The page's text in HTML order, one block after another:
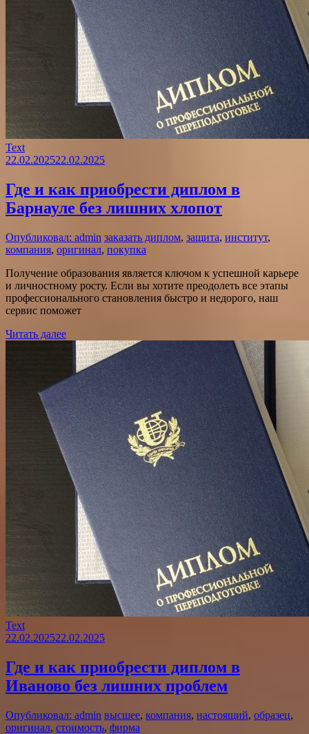
Text
22.02.202522.02.2025
Где и как приобрести диплом в
Барнауле без лишних хлопот
Опубликовал: admin заказать диплом, защита, институт,
компания, оригинал, покупка
Получение образования является ключом к успешной карьере
и личностному росту. Если вы хотите преодолеть все этапы
профессионального становления быстро и недорого, наш
сервис поможет
Читать далее
Text
22.02.202522.02.2025
Где и как приобрести диплом в
Иваново без лишних проблем
Опубликовал: admin высшее, компания, настоящий, образец,
оригинал, стоимость, фирма